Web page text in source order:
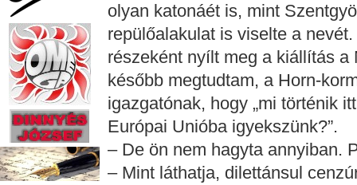
olyan katonáét is, mint
repülőalakulat is viselte a
részeként nyílt meg a kiállítás
később megtudtam, a Horn-
igazgatónak, hogy „mi történik
Európai Unióba igyekszünk?”.
– De ön nem hagyta annyiban.
– Mint láthatja, dilettánsul